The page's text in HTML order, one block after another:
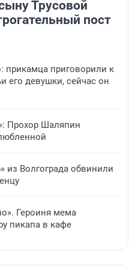
Трусовой
пост
прикамца приговорили к
его девушки, сейчас он
Прохор Шаляпин
из Волгограда обвинили
Героиня мема
пикапа в кафе